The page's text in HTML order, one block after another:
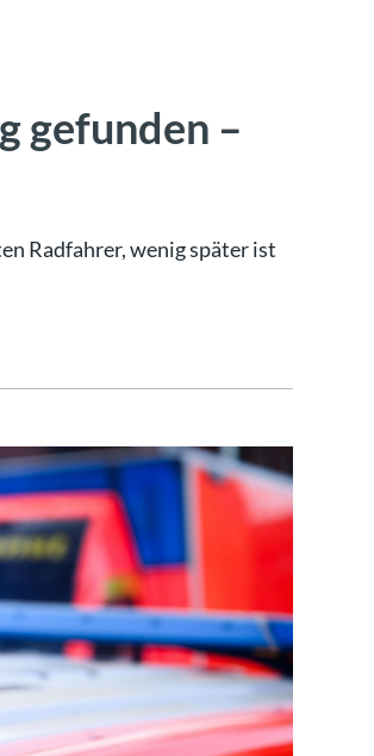
gefunden –
Radfahrer, wenig später ist